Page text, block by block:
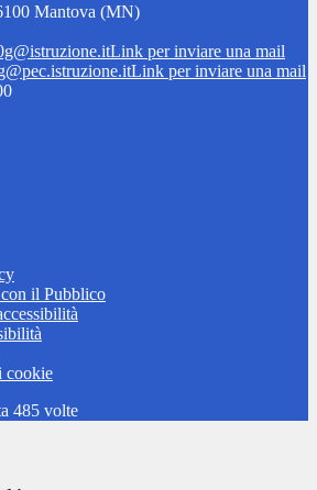
Mantova (MN)
Link per inviare una mail
Link per inviare una mail
il Pubblico
cookie
485 volte